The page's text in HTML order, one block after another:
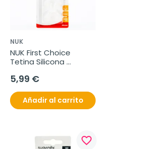
NUK
NUK First Choice
Tetina Silicona
2Ud.
5,99 €
Añadir al carrito
favorite_border